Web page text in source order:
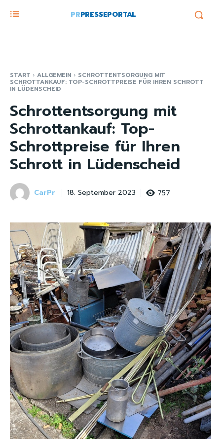
PRPRESSEPORTAL
START ALLGEMEIN SCHROTTENTSORGUNG MIT
SCHROTTANKAUF: TOP-SCHROTTPREISE FÜR IHREN SCHROTT
IN LÜDENSCHEID
Schrottentsorgung mit
Schrottankauf: Top-
Schrottpreise für Ihren
Schrott in Lüdenscheid
CarPr 18. September 2023 757